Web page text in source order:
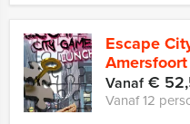
Escape
Amersfoort
Vanaf€
Vanaf 12